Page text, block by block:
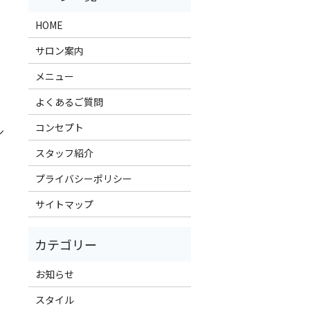
HOME
サロン案内
メニュー
よくあるご質問
コンセプト
スタッフ紹介
プライバシーポリシー
サイトマップ
お知らせ
スタイル